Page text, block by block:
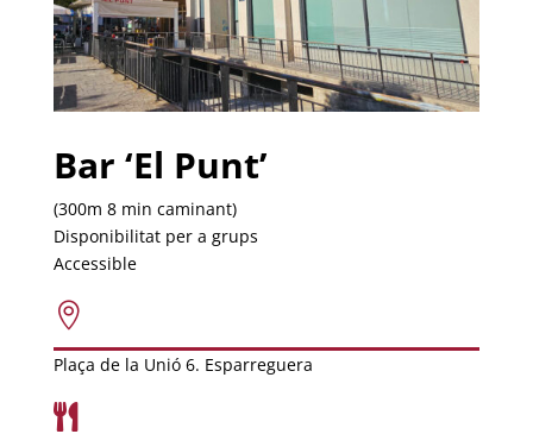
Bar ‘El Punt’
(300m 8 min caminant)
Disponibilitat per a grups
Accessible

Plaça de la Unió 6. Esparreguera
